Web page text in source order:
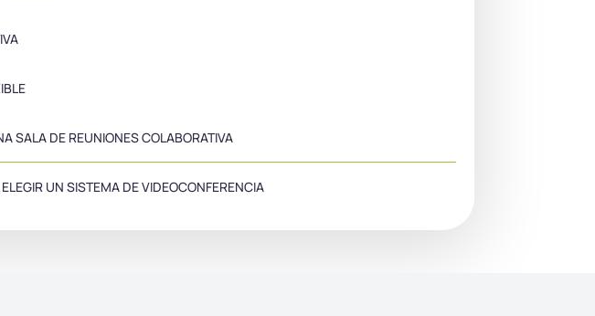
SALA DE REUNIONES COLABORATIVA
UN SISTEMA DE VIDEOCONFERENCIA